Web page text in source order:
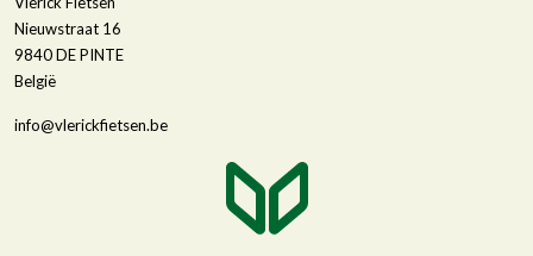
Nieuwstraat 16
9840DE PINTE
België
info@vlerickfietsen.be